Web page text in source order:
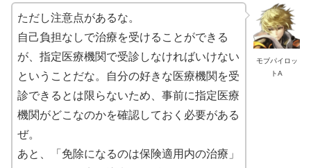
モブパイロッ
トA
ただし注意点があるな。
自己負担なしで治療を受けることができる
が、指定医療機関で受診しなければいけない
ということだな。自分の好きな医療機関を受
診できるとは限らないため、事前に指定医療
機関がどこなのかを確認しておく必要がある
ぜ。
あと、「免除になるのは保険適用内の治療」